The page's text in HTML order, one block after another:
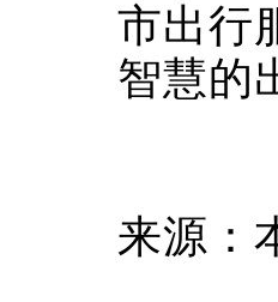
市出行
智慧的
来源：